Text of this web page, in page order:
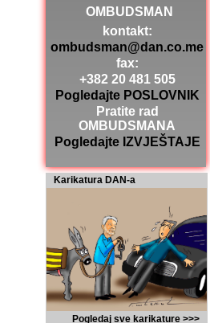
OMBUDSMAN
kontakt:
ombudsman@dan.co.me
fax:
+382 20 481 505
Pogledajte POSLOVNIK
Pratite rad
OMBUDSMANA
Pogledajte IZVJEŠTAJE
Karikatura DAN-a
Pogledaj sve karikature >>>